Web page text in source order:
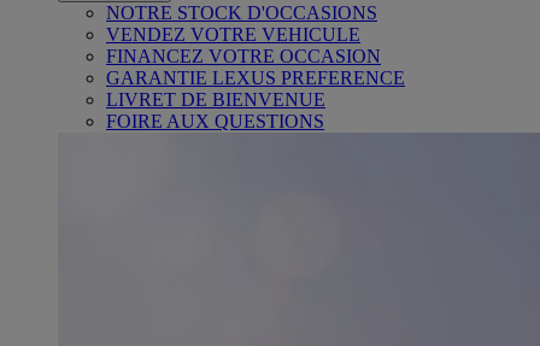
NOTRE STOCK D'OCCASIONS
VENDEZ VOTRE VEHICULE
FINANCEZ VOTRE OCCASION
GARANTIE LEXUS PREFERENCE
LIVRET DE BIENVENUE
FOIRE AUX QUESTIONS